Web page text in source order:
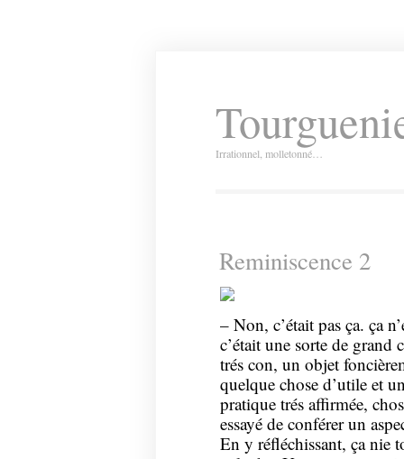
Irrationnel, molletonné…
Reminiscence 2
– Non, c’était pas ça. ça
c’était une sorte de grand
trés con, un objet
quelque chose d’utile et
pratique trés affirmée,
essayé de conférer un
En y réfléchissant, ça nie